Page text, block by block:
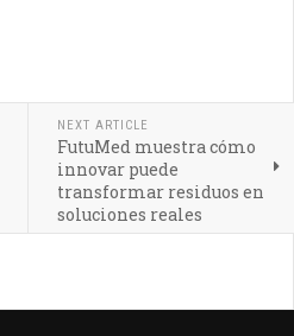
NEXT ARTICLE
FutuMed muestra cómo
innovar puede
transformar residuos en
soluciones reales